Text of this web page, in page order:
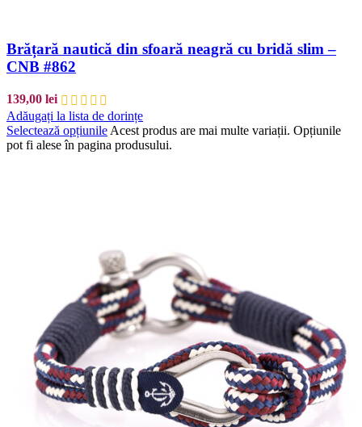
Brățară nautică din sfoară neagră cu bridă slim –
CNB #862
139,00 lei
Adăugați la lista de dorințe
Selectează opțiunile Acest produs are mai multe variații. Opțiunile
pot fi alese în pagina produsului.